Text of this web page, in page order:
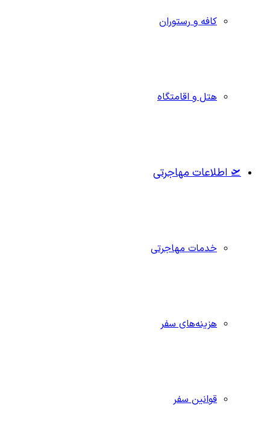
کافه و رستوران
هتل و اقامتگاه
🛫 اطلاعات مهاجرتی
خدمات مهاجرتی
هزینه‌های سفر
قوانین سفر